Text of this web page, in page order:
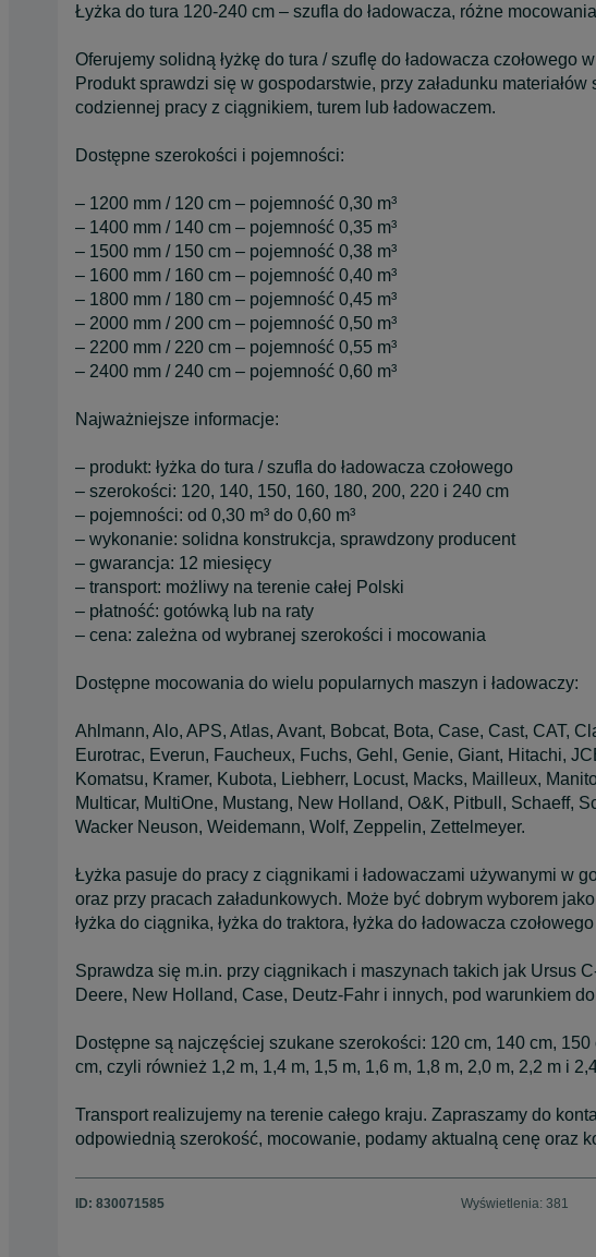
Łyżka do tura 120-240 cm – szufla do ładowacza, różne
Oferujemy solidną łyżkę do tura / szuflę do ładowacza czołowego
Produkt sprawdzi się w gospodarstwie, przy załadunku
codziennej pracy z ciągnikiem, turem lub ładowaczem.
Dostępne szerokości i pojemności:
– 1200 mm / 120 cm – pojemność 0,30 m³
– 1400 mm / 140 cm – pojemność 0,35 m³
– 1500 mm / 150 cm – pojemność 0,38 m³
– 1600 mm / 160 cm – pojemność 0,40 m³
– 1800 mm / 180 cm – pojemność 0,45 m³
– 2000 mm / 200 cm – pojemność 0,50 m³
– 2200 mm / 220 cm – pojemność 0,55 m³
– 2400 mm / 240 cm – pojemność 0,60 m³
Najważniejsze informacje:
– produkt: łyżka do tura / szufla do ładowacza czołowego
– szerokości: 120, 140, 150, 160, 180, 200, 220 i 240 cm
– pojemności: od 0,30 m³ do 0,60 m³
– wykonanie: solidna konstrukcja, sprawdzony producent
– gwarancja: 12 miesięcy
– transport: możliwy na terenie całej Polski
– płatność: gotówką lub na raty
– cena: zależna od wybranej szerokości i mocowania
Dostępne mocowania do wielu popularnych maszyn i ładowaczy:
Ahlmann, Alo, APS, Atlas, Avant, Bobcat, Bota, Case, Cast, CAT,
Eurotrac, Everun, Faucheux, Fuchs, Gehl, Genie, Giant, Hitachi,
Komatsu, Kramer, Kubota, Liebherr, Locust, Macks, Mailleux,
Multicar, MultiOne, Mustang, New Holland, O&K, Pitbull, Schaeff,
Wacker Neuson, Weidemann, Wolf, Zeppelin, Zettelmeyer.
Łyżka pasuje do pracy z ciągnikami i ładowaczami używanymi w
oraz przy pracach załadunkowych. Może być dobrym wyborem
łyżka do ciągnika, łyżka do traktora, łyżka do ładowacza
Sprawdza się m.in. przy ciągnikach i maszynach takich jak Ursus
Deere, New Holland, Case, Deutz-Fahr i innych, pod warunkiem
Dostępne są najczęściej szukane szerokości: 120 cm, 140 cm,
cm, czyli również 1,2 m, 1,4 m, 1,5 m, 1,6 m, 1,8 m, 2,0 m, 2,2 m i
Transport realizujemy na terenie całego kraju. Zapraszamy do
odpowiednią szerokość, mocowanie, podamy aktualną cenę oraz
ID: 830071585 Wyświetlenia: 381